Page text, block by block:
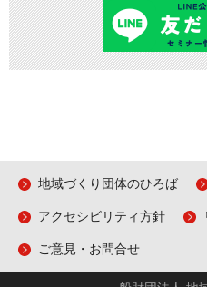
地域づくり団体のひろば
アクセシビリティ方針
ご意見・お問合せ